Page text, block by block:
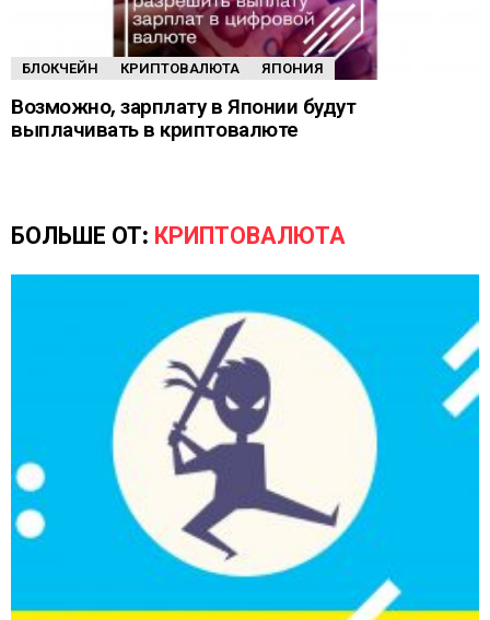
БЛОКЧЕЙН КРИПТОВАЛЮТА ЯПОНИЯ
Возможно, зарплату в Японии будут
выплачивать в криптовалюте
БОЛЬШЕ ОТ: КРИПТОВАЛЮТА